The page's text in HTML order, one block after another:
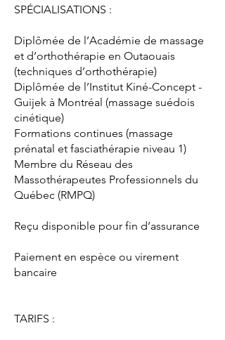
SPÉCIALISATIONS :
Diplômée de l’Académie de massage
et d’orthothérapie en Outaouais
(techniques d’orthothérapie)
Diplômée de l’Institut Kiné-Concept -
Guijek à Montréal (massage suédois
cinétique)
Formations continues (massage
prénatal et fasciathérapie niveau 1)
Membre du Réseau des
Massothérapeutes Professionnels du
Québec (RMPQ)
Reçu disponible pour fin d’assurance
Paiement en espèce ou virement
bancaire
TARIFS :